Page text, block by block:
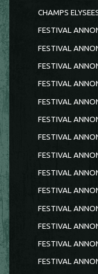
CHAMPS
FESTIVAL
FESTIVAL
FESTIVAL
FESTIVAL
FESTIVAL
FESTIVAL
FESTIVAL
FESTIVAL
FESTIVAL
FESTIVAL
FESTIVAL
FESTIVAL
FESTIVAL
FESTIVAL